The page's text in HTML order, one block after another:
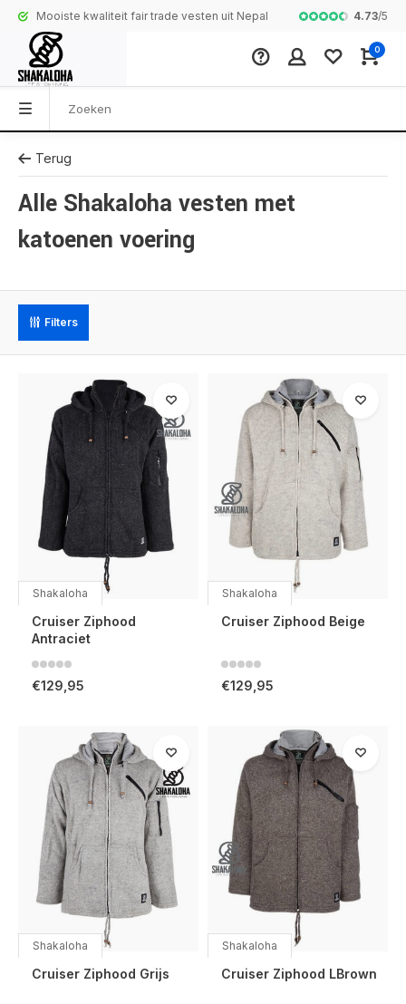
Mooiste kwaliteit fair trade vesten uit Nepal Complete
4.73/5
0
Terug
Alle Shakaloha vesten met
katoenen voering
Filters
Shakaloha
Cruiser Ziphood
Antraciet
€129,95
Shakaloha
Cruiser Ziphood Beige
€129,95
Shakaloha
Cruiser Ziphood Grijs
Shakaloha
Cruiser Ziphood LBrown